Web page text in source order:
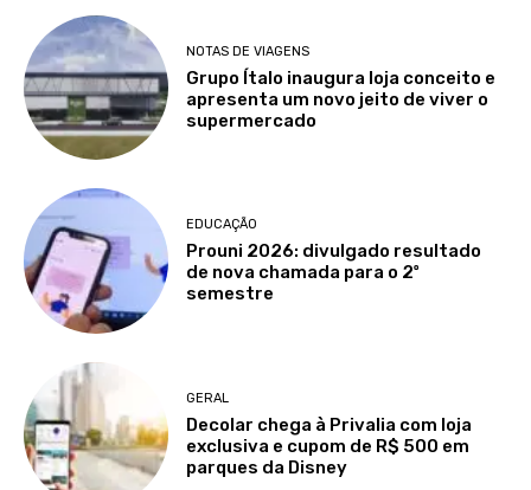
NOTAS DE VIAGENS
Grupo Ítalo inaugura loja conceito e
apresenta um novo jeito de viver o
supermercado
EDUCAÇÃO
Prouni 2026: divulgado resultado
de nova chamada para o 2º
semestre
GERAL
Decolar chega à Privalia com loja
exclusiva e cupom de R$ 500 em
parques da Disney